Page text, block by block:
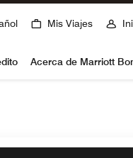
Mis Viajes
Acerca de Marriott